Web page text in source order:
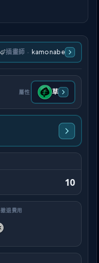
插畫師 · kamonabe
屬性 草
10
撤退費用